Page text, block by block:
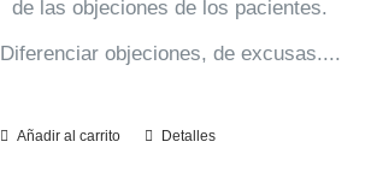
de las objeciones de los pacientes.
Diferenciar objeciones, de excusas....
Añadir al carrito Detalles